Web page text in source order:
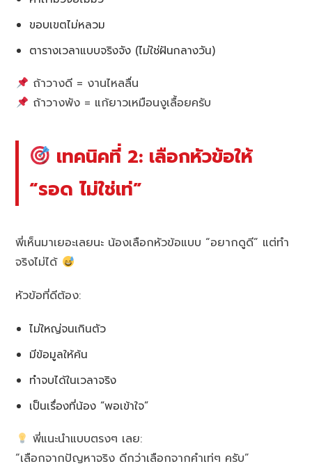
ขอบเขตไม่หลวม
ตารางเวลาแบบจริงจัง (ไม่ใช่ฝันกลางวัน)
ถ้าวางดี = งานไหลลื่น
ถ้าวางพัง = แก้ยาวเหมือนงูเลื้อยครับ
เทคนิคที่ 2: เลือกหัวข้อให้
“รอด ไม่ใช่เท่”
พี่เห็นมาเยอะเลยนะ น้องเลือกหัวข้อแบบ “อยากดูดี” แต่ทำ
จริงไม่ได้
หัวข้อที่ดีต้อง:
ไม่ใหญ่จนเกินตัว
มีข้อมูลให้ค้น
ทำจบได้ในเวลาจริง
เป็นเรื่องที่น้อง “พอเข้าใจ”
พี่แนะนำแบบตรงๆ เลย:
“เลือกจากปัญหาจริง ดีกว่าเลือกจากคำเท่ๆ ครับ”